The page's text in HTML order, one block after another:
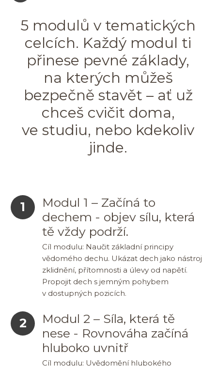
5 modulů v tematických
celcích. Každý modul ti
přinese pevné základy,
na kterých můžeš
bezpečně stavět – ať už
chceš cvičit doma,
ve studiu, nebo kdekoliv
jinde.
1
Modul 1 – Začíná to
dechem - objev sílu, která
tě vždy podrží.
Cíl modulu: Naučit základní principy
vědomého dechu. Ukázat dech jako nástroj
zklidnění, přítomnosti a úlevy od napětí.
Propojit dech s jemným pohybem
v dostupných pozicích.
2
Modul 2 – Síla, která tě
nese - Rovnováha začíná
hluboko uvnitř
Cíl modulu: Uvědomění hlubokého